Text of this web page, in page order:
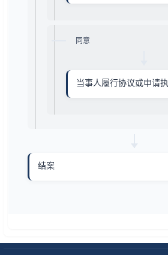
同意
当事人履行协议或申请
结案